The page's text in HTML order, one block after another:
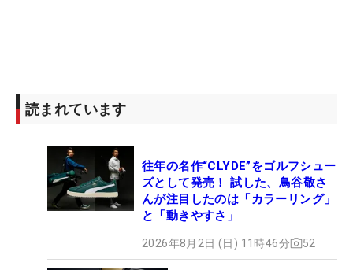
読まれています
往年の名作“CLYDE”をゴルフシュー
ズとして発売！ 試した、鳥谷敬さ
んが注目したのは「カラーリング」
と「動きやすさ」
2026年8月2日 (日) 11時46分 52